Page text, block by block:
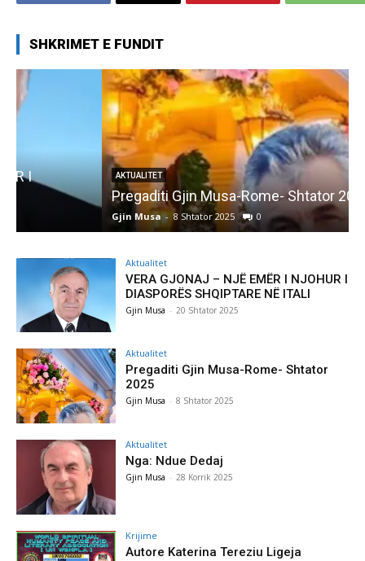
SHKRIMET E FUNDIT
Pregaditi Gjin Musa-Rome- Shtator 2025
8 Shtator 2025 0
Aktualitet
VERA GJONAJ – NJË EMËR I NJOHUR I
DIASPORËS SHQIPTARE NË ITALI
Gjin Musa - 20 Shtator 2025
Aktualitet
Pregaditi Gjin Musa-Rome- Shtator
2025
Gjin Musa - 8 Shtator 2025
Aktualitet
Nga: Ndue Dedaj
Gjin Musa - 28 Korrik 2025
Krijime
Autore Katerina Tereziu Ligeja